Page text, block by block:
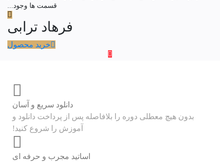
قسمت ها وجود...
فرهاد ترابی
خرید محصول
دانلود سریع و آسان
بدون هیچ معطلی دوره را بلافاصله پس از پرداخت دانلود و
آموزش را شروع کنید!
اساتید مجرب و حرفه ای